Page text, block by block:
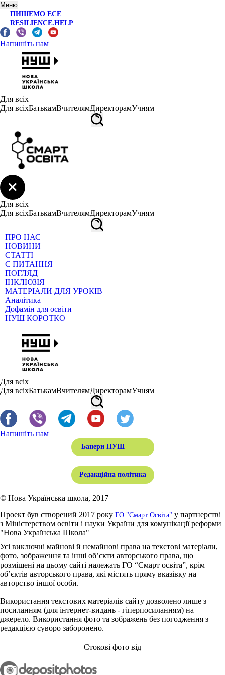
Меню
ПИШЕМО ЕСЕ
RESILIENCE.HELP
Напишіть нам
Для всіх
Для всіхБатькамВчителямДиректорамУчням
Для всіх
Для всіхБатькамВчителямДиректорамУчням
ПРО НАС
НОВИНИ
СТАТТІ
Є ПИТАННЯ
ПОГЛЯД
ІНКЛЮЗІЯ
МАТЕРІАЛИ ДЛЯ УРОКІВ
Аналітика
Дофамін для освіти
НУШ КОРОТКО
Для всіх
Для всіхБатькамВчителямДиректорамУчням
Напишіть нам
Банери НУШ
Редакційна політика
© Нова Українська школа, 2017
Проект був створений 2017 року ГО "Смарт Освіта" у партнерстві
з Міністерством освіти і науки України для комунікації реформи
"Нова Українська Школа"
Усі виключні майнові й немайнові права на текстові матеріали,
фото, зображення та інші об’єкти авторського права, що
розміщені на цьому сайті належать ГО “Смарт освіта”, крім
об’єктів авторського права, які містять пряму вказівку на
авторство іншої особи.
Використання текстових матеріалів сайту дозволено лише з
посиланням (для інтернет-видань - гіперпосиланням) на
джерело. Використання фото та зображень без погодження з
редакцією суворо заборонено.
Стокові фото від